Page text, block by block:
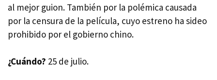
al mejor guion. También por la polémica causada
por la censura de la película, cuyo estreno ha sideo
prohibido por el gobierno chino.
¿Cuándo? 25 de julio.